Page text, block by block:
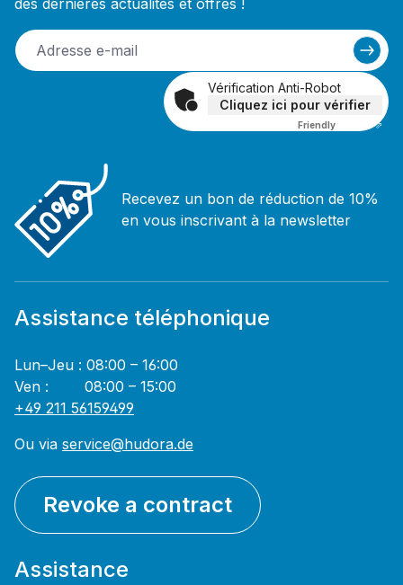
Vérification Anti-Robot
Cliquez ici pour vérifier
Friendly Captcha ⇗
Recevez un bon de réduction de 10%
en vous inscrivant à la newsletter
Assistance téléphonique
Lun–Jeu : 08:00 – 16:00
Ven : 08:00 – 15:00
+49 211 56159499
Ou via service@hudora.de
Revoke a contract
Assistance